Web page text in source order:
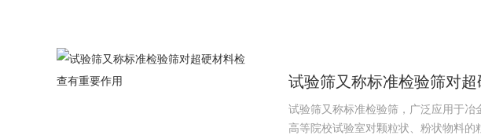
试验筛又称标准检验筛对
试验筛又称标准检验筛，广泛应用于
高等院校试验室对颗粒状、粉状物料的